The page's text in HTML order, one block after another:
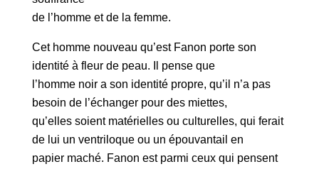
de l’homme et de la femme.
Cet homme nouveau qu’est Fanon porte son
identité à fleur de peau. Il pense que
l’homme noir a son identité propre, qu’il n’a pas
besoin de l’échanger pour des miettes,
qu’elles soient matérielles ou culturelles, qui ferait
de lui un ventriloque ou un épouvantail en
papier maché. Fanon est parmi ceux qui pensent